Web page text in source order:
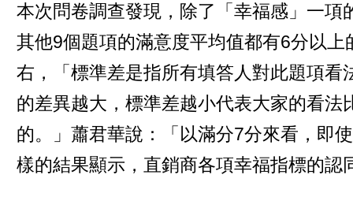
本次問卷調查發現，除了「幸福感」一項
其他9個題項的滿意度平均值都有6分以
右，「標準差是指所有填答人對此題項看
的差異越大，標準差越小代表大家的看法
的。」蕭君華說：「以滿分7分來看，即
樣的結果顯示，直銷商各項幸福指標的認